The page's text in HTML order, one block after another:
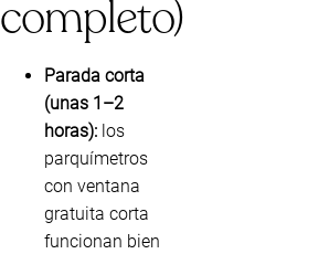
completo)
Parada corta
(unas 1–2
horas): los
parquímetros
con ventana
gratuita corta
funcionan bien